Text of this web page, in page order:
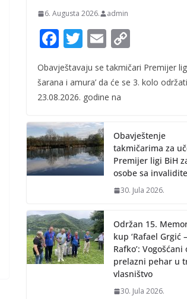
6. Augusta 2026. admin
F
ac
e
b
o
k
T
itt
er
E
m
ai
l
o
p
n
k
Obavještavaju se takmičari Premijer
šarana i amura’ da će se 3. kolo
23.08.2026. godine na
Obavještenje
takmičarima za
Premijer ligi BiH
osobe sa
30. Jula 2026.
Održan 15.
kup ‘Rafael Grgić –
Rafko’: Vogošćani
prelazni pehar u
vlasništvo
30. Jula 2026.